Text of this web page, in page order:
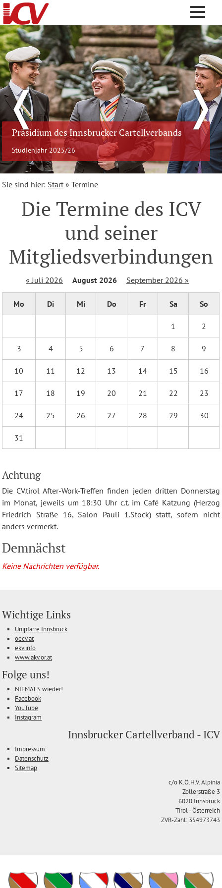
❬
Präsidium des Innsbrucker Cartellverbands
Studienjahr 2025/26
❭
Sie sind hier: Start »Termine
Die Termine des ICV
und seiner
Mitgliedsverbindungen
« Juli 2026 August 2026 September 2026 »
Mo Di Mi Do Fr Sa So
1 2
3 4 5 6 7 8 9
10 11 12 13 14 15 16
17 18 19 20 21 22 23
24 25 26 27 28 29 30
31
Achtung
Die CV.tirol After-Work-Treffen finden jeden dritten Donnerstag
im Monat, jeweils um 18:30 Uhr c.t. im Café Katzung (Herzog
Friedrich Straße 16, Salon Pauli 1.Stock) statt, sofern nicht
anders vermerkt.
Demnächst
Keine Nachrichten verfügbar.
Wichtige Links
Unipfarre Innsbruck
oecv.at
ekv.info
www.akv.or.at
Folge uns!
NIEMALS wieder!
Facebook
YouTube
Instagram
Innsbrucker Cartellverband - ICV
Impressum
Datenschutz
Sitemap
c/o K.Ö.H.V. Alpinia
Zollerstraße 3
6020 Innsbruck
Tirol - Österreich
ZVR-Zahl: 354973743